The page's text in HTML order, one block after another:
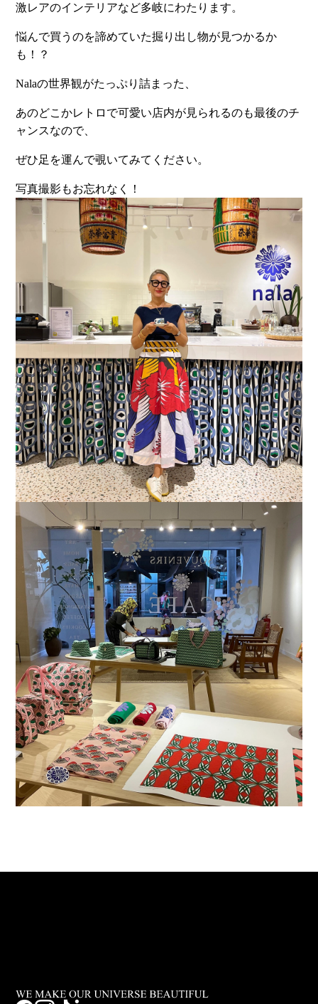
激レアのインテリアなど多岐にわたります。
悩んで買うのを諦めていた掘り出し物が見つかるか
も！？
Nalaの世界観がたっぷり詰まった、
あのどこかレトロで可愛い店内が見られるのも最後のチ
ャンスなので、
ぜひ足を運んで覗いてみてください。
写真撮影もお忘れなく！